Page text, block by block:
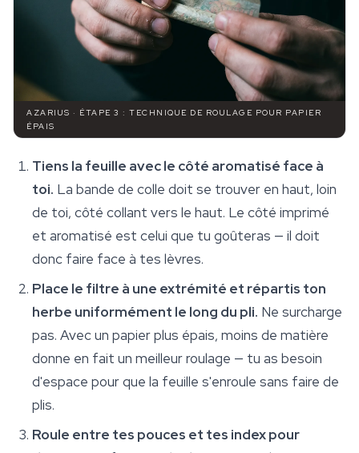
AZARIUS · ÉTAPE 3 : TECHNIQUE DE ROULAGE POUR PAPIER
ÉPAIS
Tiens la feuille avec le côté aromatisé face à
toi. La bande de colle doit se trouver en haut, loin
de toi, côté collant vers le haut. Le côté imprimé
et aromatisé est celui que tu goûteras — il doit
donc faire face à tes lèvres.
Place le filtre à une extrémité et répartis ton
herbe uniformément le long du pli. Ne surcharge
pas. Avec un papier plus épais, moins de matière
donne en fait un meilleur roulage — tu as besoin
d'espace pour que la feuille s'enroule sans faire de
plis.
Roule entre tes pouces et tes index pour